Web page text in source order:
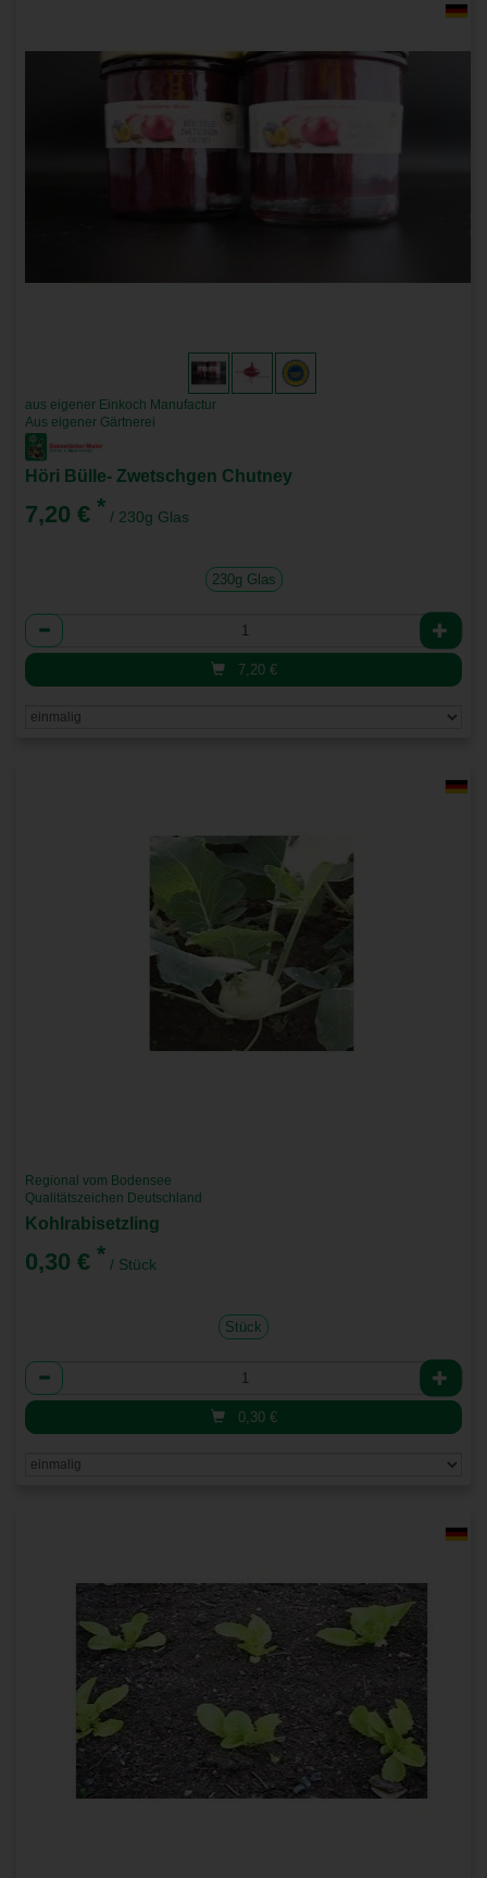
aus eigener Einkoch Manufactur
Aus eigener Gärtnerei
Höri Bülle- Zwetschgen Chutney
7,20 € * / 230g Glas
230g Glas
Anzahl
7,20 €
Regional vom Bodensee
Qualitätszeichen Deutschland
Kohlrabisetzling
0,30 € * / Stück
Stück
Anzahl
0,30 €